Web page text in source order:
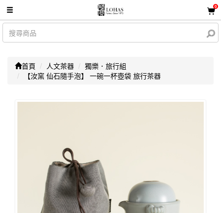
0
首頁 人文茶器
獨樂．旅行組
【汝窯 仙石隨手泡】 一碗一杯壺袋 旅行茶器